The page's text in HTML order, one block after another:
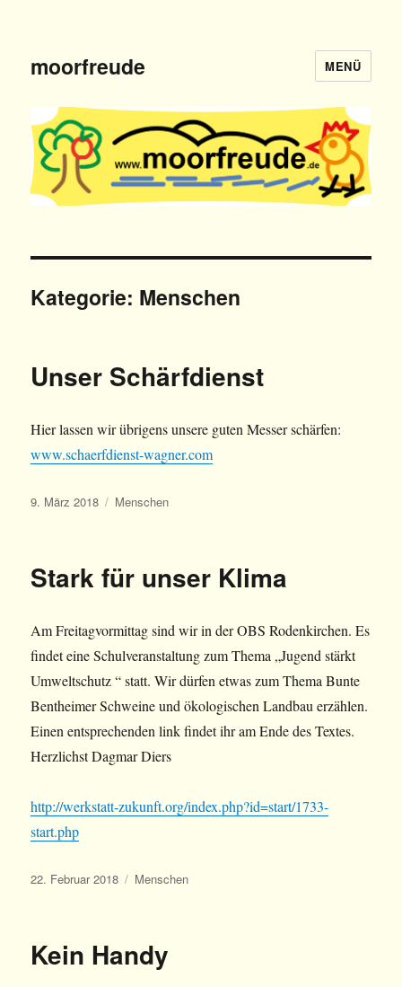
moorfreude MENÜ
Kategorie: Menschen
Unser Schärfdienst
Hier lassen wir übrigens unsere guten Messer schärfen:
www.schaerfdienst-wagner.com
Veröffentlicht
9. März 2018 Kategorien
Menschen
Stark für unser Klima
Am Freitagvormittag sind wir in der OBS Rodenkirchen. Es
findet eine Schulveranstaltung zum Thema „Jugend stärkt
Umweltschutz “ statt. Wir dürfen etwas zum Thema Bunte
Bentheimer Schweine und ökologischen Landbau erzählen.
Einen entsprechenden link findet ihr am Ende des Textes.
Herzlichst Dagmar Diers
http://werkstatt-zukunft.org/index.php?id=start/1733-
start.php
Veröffentlicht
22. Februar 2018 Kategorien
Menschen
Kein Handy